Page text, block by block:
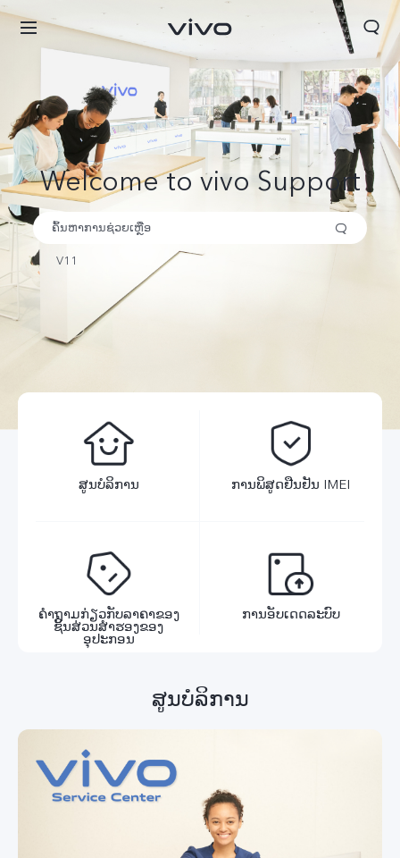
Welcome to vivo Support
ຄົ້ນຫາ
V11
ສູນບໍລິການ ການພິສູດຢືນຢັນ IMEI
ຄຳຖາມກ່ຽວກັບລາຄາຂອງ
ຊິ້ນສ່ວນສຳຮອງຂອງ
ອຸປະກອນ
ການອັບເດດລະບົບ
ສູນບໍລິການ